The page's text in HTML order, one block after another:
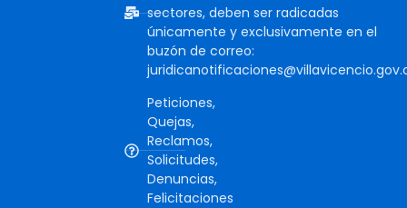
sectores, deben ser radicadas
únicamente y exclusivamente en el
buzón de correo:
Peticiones,
Quejas,
Reclamos,
Solicitudes,
Denuncias,
Felicitaciones